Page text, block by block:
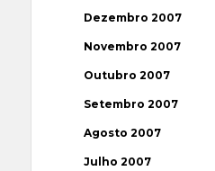
Dezembro 2007
Novembro 2007
Outubro 2007
Setembro 2007
Agosto 2007
Julho 2007